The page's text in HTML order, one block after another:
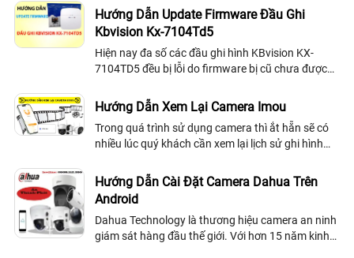
Hướng Dẫn Update Firmware Đầu Ghi
Kbvision Kx-7104Td5
Hiện nay đa số các đầu ghi hình KBvision KX-
7104TD5 đều bị lỗi do firmware bị cũ chưa được
dẫn update firmware đầu ghi hình KX-7104TD5
một cách chi tiết nhất dành cho bạn
Hướng Dẫn Xem Lại Camera Imou
Trong quá trình sử dụng camera thì ắt hẵn sẽ có
nhiều lúc quý khách cần xem lại lịch sử ghi hình
bị mất trộm cần trích xuất dữ liệu
Hướng Dẫn Cài Đặt Camera Dahua Trên
Android
Dahua Technology là thương hiệu camera an ninh
giám sát hàng đầu thế giới. Với hơn 15 năm kinh